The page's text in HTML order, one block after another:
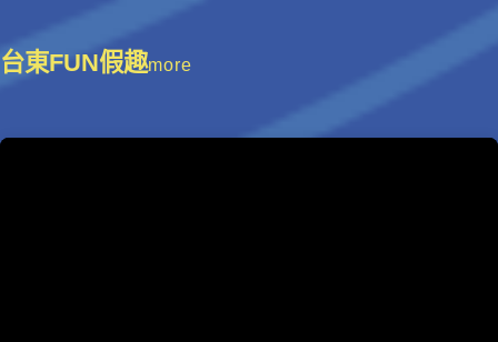
台東FUN假趣more